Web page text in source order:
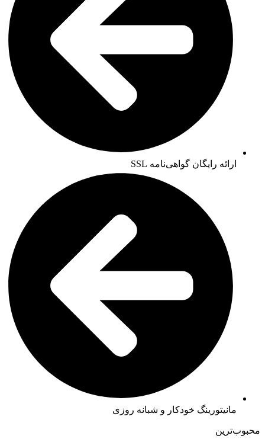
ارائه رایگان گواهی‌نامه SSL
مانیتورینگ خودکار و شبانه روزی
محبوب‌ترین